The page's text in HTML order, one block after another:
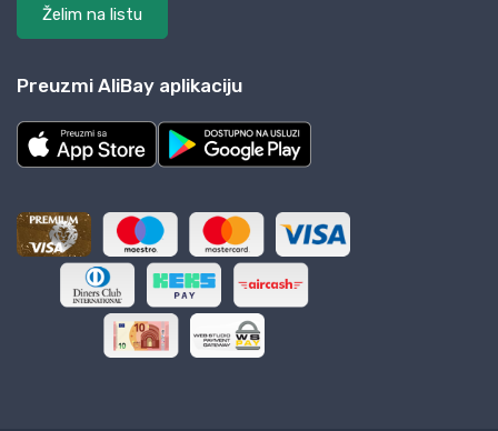
Želim na listu
Preuzmi AliBay aplikaciju